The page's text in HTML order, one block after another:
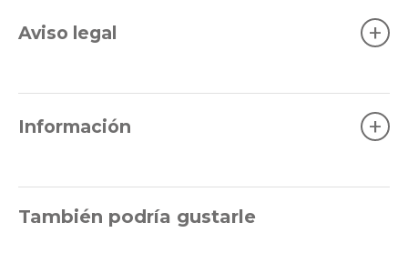
Aviso legal +
Información +
También podría gustarle